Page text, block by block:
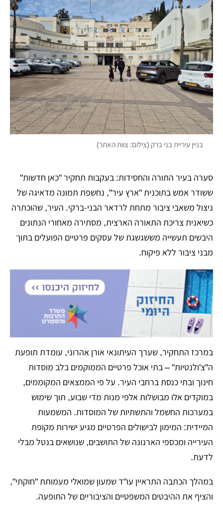
בניין עיריית בני ברק (צילום: צוות האתר)
סערה בעיר התורה והחסידות: בעקבות תחקיר "כאן חדשות"
ששודר אמש בתוכנית "ארץ עיר", נחשפת תמונה מדאיגה של
ניצול משאבי ציבור מתחת לרדאר הבני-ברקי. העיר, שהוכתרה
כשיאנית צריכת התאורה הארצית, מסתירה מאחורי הנתונים
היבשים תעשייה מששגשגת של עסקים פרטיים הפועלים בתוך
מבני ציבור ללא פיקוח.
​במרכז התחקיר, שערך העיתונאי אורן אהרוני, עומדת תופעת
ה"צ'ולנטיות" – בתי אוכל פרטיים הממוקמים בלב מוסדות
חינוך ובתי כנסת ברחבי העיר. על פי הממצאים המקוממים,
במוקדים אלו מבושלות אלפי מנות מדי שבוע, תוך שימוש
במערכות החשמל והתשתיות של המוסדות. המשמעות
המיידית: המימון לבישולים הפרטיים מגיע ישירות מקופת
העירייה ומכספי הארנונה של התושבים, שנושאים בנטל מבלי
לדעת.
​במהלך הכתבה התראיין עו"ד שמעון שמואלי מעמותת "חוקתי",
והציף את ההיבטים המשפטיים והציבוריים של התופעה.